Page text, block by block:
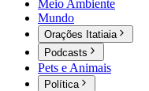
Meio Ambiente
Mundo
Orações Itatiaia
Podcasts
Pets e Animais
Política